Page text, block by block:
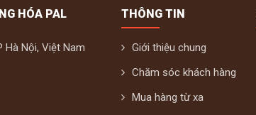
HÓA PAL
Hà Nội, Việt Nam
THÔNG TIN
Giới thiệu chung
Chăm sóc khách hàng
Mua hàng từ xa